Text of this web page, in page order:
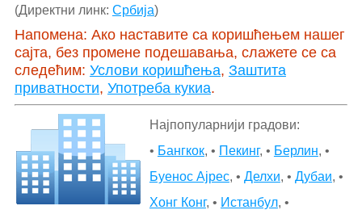
(Директни линк: Србија)
Напомена: Ако наставите са коришћењем нашег
сајта, без промене подешавања, слажете се са
следећим: Услови коришћења, Заштита
приватности, Употреба кукиа.
Најпопуларнији градови:
• Бангкок, • Пекинг, • Берлин, •
Буенос Ајрес, • Делхи, • Дубаи, •
Хонг Конг, • Истанбул, •